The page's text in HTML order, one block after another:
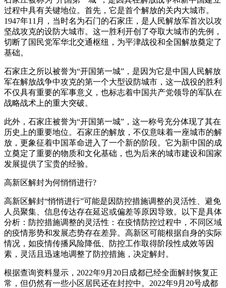
过程中具有关键地位。首先，它是首个解放的关内大城市。
1947年11月，当时名为石门的石家庄，是人民解放军首次以攻
坚战攻克的设防大城市。这一胜利开创了夺取大城市的先例，
切断了国民党军华北交通枢纽，为平津战役和全国解放奠定了
基础。
石家庄之所以被誉为“开国第一城”，是因为它是中国人民解放
军在解放战争中攻克的第一个大型设防城市，这一战役的胜利
不仅具有重要的军事意义，也标志着中国共产党领导的军队在
战略战术上的重大突破。
此外，石家庄被誉为“开国第一城”，这一称号充分体现了其在
历史上的重要地位。石家庄的解放，不仅意味着一座城市的解
放，更象征着中国革命进入了一个新的阶段。它为新中国的成
立奠定了重要的物质和文化基础，也为后来的城市建设和国家
发展提供了宝贵的经验。
高新区解封为何悄悄进行?
高新区解封“悄悄进行”可能是因防控措施调整的灵活性、避免
人员聚集、信息传达存在延迟或偏差等原因导致。以下是具体
分析：防控措施调整的灵活性：在疫情防控过程中，不同区域
的疫情形势和发展态势存在差异。高新区可能根据自身的实际
情况，如疫情传播风险降低、防控工作取得阶段性成效等因
素，灵活且迅速地调整了防控措施，决定解封。
根据查询资料显示，2022年9月20日成都已经全面解封恢复正
常，但仍然有一些小区居民还在封控中。2022年9月20号成都